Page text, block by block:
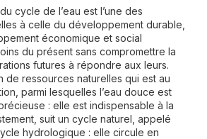
cycle de l’eau est l’une des
à celle du développement durable,
économique et social
du présent sans compromettre la
futures à répondre aux leurs.
de ressources naturelles qui est au
parmi lesquelles l’eau douce est
: elle est indispensable à la
suit un cycle naturel, appelé
hydrologique : elle circule en